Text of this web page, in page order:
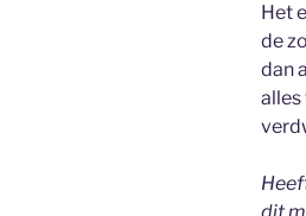
Het
de
dan
alles